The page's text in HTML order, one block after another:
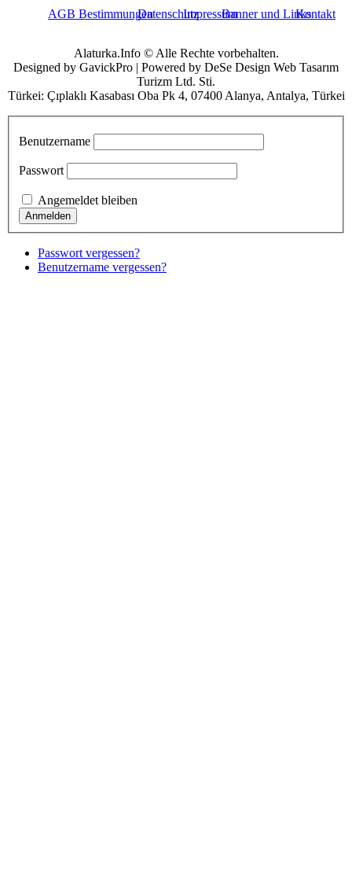
AGB BestimmungenDatenschutzImpressumBanner und LinksKontakt
Alaturka.Info © Alle Rechte vorbehalten.
Designed by GavickPro | Powered by DeSe Design Web Tasarım
Turizm Ltd. Sti.
Türkei: Çıplaklı Kasabası Oba Pk 4, 07400 Alanya, Antalya, Türkei
Benutzername
Passwort
Angemeldet bleiben
Passwort vergessen?
Benutzername vergessen?